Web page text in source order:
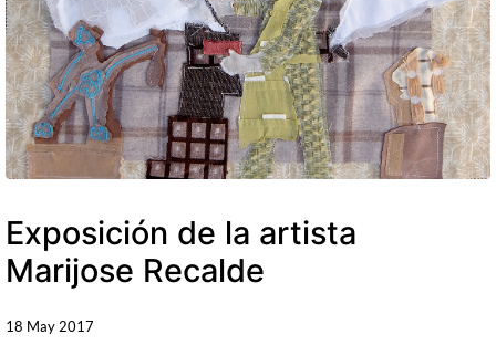
Exposición de la artista
Marijose Recalde
18 May 2017